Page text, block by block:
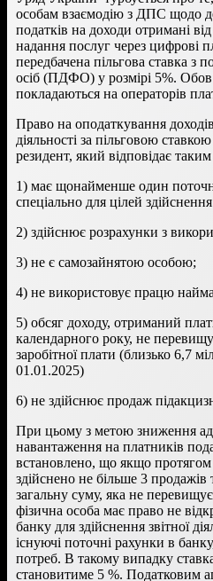
особам взаємодію з ДПС щодо
податків на доходи отримані
надання послуг через цифрові
передбачена пільгова ставка з
осіб (ПДФО) у розмірі 5%.
покладаються на операторів
Право на оподаткування доходів
діяльності за пільговою
резидент, який відповідає
1) має щонайменше один
спеціально для цілей здійснення
2) здійснює розрахунки з
3) не є самозайнятою особою;
4) не використовує працю
5) обсяг доходу, отриманий
календарного року, не
заробітної плати (близько 6,7
01.01.2025)
6) не здійснює продаж
При цьому з метою зниження
навантаження на платників
встановлено, що якщо
здійснено не більше 3 продажів
загальну суму, яка не
фізична особа має право не
банку для здійснення звітної
існуючі поточні рахунки в
потреб. В такому випадку
становитиме 5 %. Податковим